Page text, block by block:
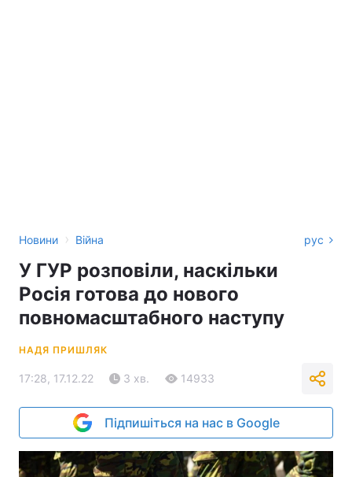
Новини › Війна рус
У ГУР розповіли, наскільки
Росія готова до нового
повномасштабного наступу
НАДЯ ПРИШЛЯК
17:28, 17.12.22 3 хв. 14933
Підпишіться на нас в Google